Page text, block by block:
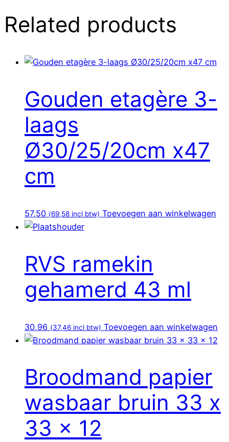
Related products
Gouden etagère 3-
laags
Ø30/25/20cm x47
cm
57,50 (69,58 incl btw) Toevoegen aan winkelwagen
RVS ramekin
gehamerd 43 ml
30,96 (37,46 incl btw) Toevoegen aan winkelwagen
Broodmand papier
wasbaar bruin 33 x
33 x 12